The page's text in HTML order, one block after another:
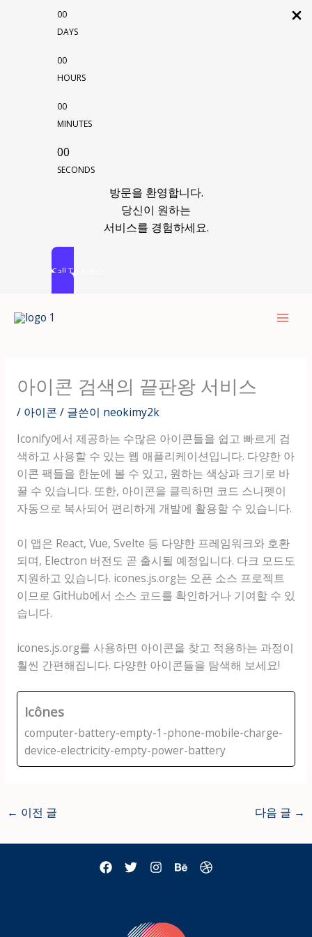
00
DAYS
00
HOURS
00
MINUTES
00
SECONDS
방문을 환영합니다.
당신이 원하는
서비스를 경험하세요.
Call To Action
아이콘 검색의 끝판왕 서비스
/ 아이콘 / 글쓴이 neokimy2k
Iconify에서 제공하는 수많은 아이콘들을 쉽고 빠르게 검
색하고 사용할 수 있는 웹 애플리케이션입니다. 다양한 아
이콘 팩들을 한눈에 볼 수 있고, 원하는 색상과 크기로 바
꿀 수 있습니다. 또한, 아이콘을 클릭하면 코드 스니펫이
자동으로 복사되어 편리하게 개발에 활용할 수 있습니다.
이 앱은 React, Vue, Svelte 등 다양한 프레임워크와 호환
되며, Electron 버전도 곧 출시될 예정입니다. 다크 모드도
지원하고 있습니다. icones.js.org는 오픈 소스 프로젝트
이므로 GitHub에서 소스 코드를 확인하거나 기여할 수 있
습니다.
icones.js.org를 사용하면 아이콘을 찾고 적용하는 과정이
훨씬 간편해집니다. 다양한 아이콘들을 탐색해 보세요!
Icônes
computer-battery-empty-1-phone-mobile-charge-
device-electricity-empty-power-battery
← 이전 글 다음 글 →